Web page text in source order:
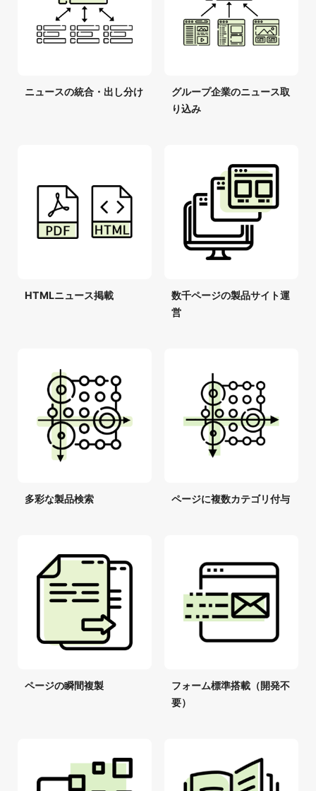
ニュースの統合・出し分け
グループ企業のニュース取
り込み
HTMLニュース掲載
数千ページの製品サイト運
営
多彩な製品検索 ページに複数カテゴリ付与
ページの瞬間複製
フォーム標準搭載（開発不
要）